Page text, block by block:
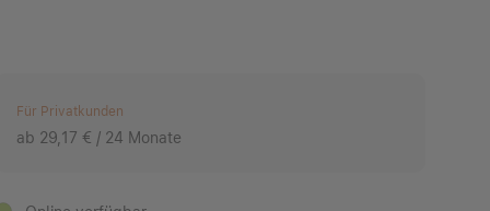
Für Privatkunden
ab 29,17 € / 24 Monate